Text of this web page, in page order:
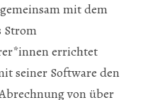
mit dem
Strom
errichtet
seiner Software den
von über